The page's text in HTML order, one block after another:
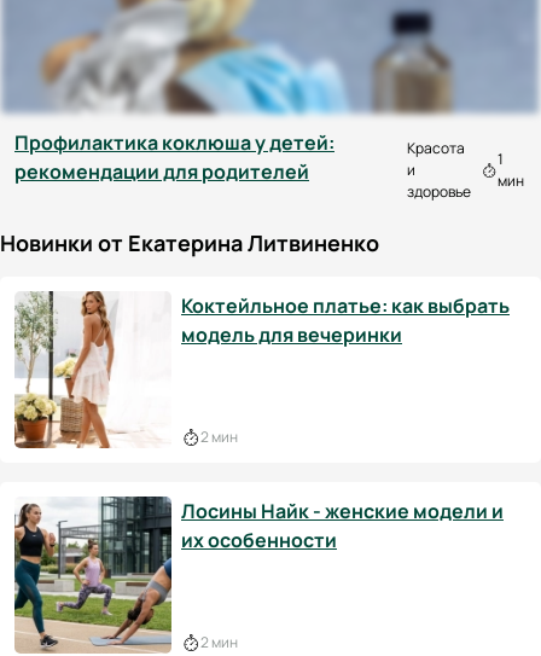
Профилактика коклюша у детей:
рекомендации для родителей
Красота
и
здоровье
1
мин
Новинки от Екатерина Литвиненко
Коктейльное платье: как выбрать
модель для вечеринки
2 мин
Лосины Найк - женские модели и
их особенности
2 мин